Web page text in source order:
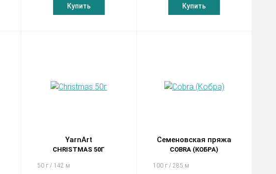
Купить Купить
YarnArt
CHRISTMAS 50Г
50 г / 142 м
Семеновская пряжа
COBRA (КОБРА)
100 г / 285 м